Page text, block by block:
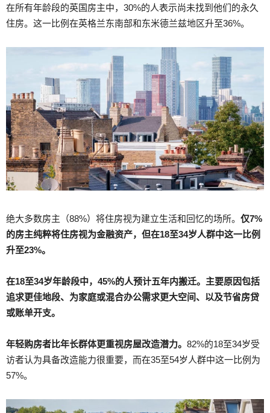
在所有年龄段的英国房主中，30%的人表示尚未找到他们的永久
住房。这一比例在英格兰东南部和东米德兰兹地区升至36%。
绝大多数房主（88%）将住房视为建立生活和回忆的场所。 仅7%
的房主纯粹将住房视为金融资产，但在18至34岁人群中这一比例
升至23%。
在18至34岁年龄段中，45%的人预计五年内搬迁。主要原因包括
追求更佳地段、为家庭或混合办公需求更大空间、以及节省房贷
或账单开支。
年轻购房者比年长群体更重视房屋改造潜力。 82%的18至34岁受
访者认为具备改造能力很重要，而在35至54岁人群中这一比例为
57%。